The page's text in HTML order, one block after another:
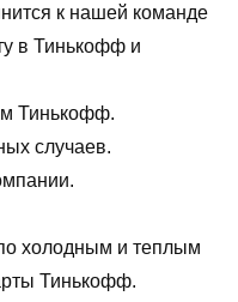
к нашей команде
в Тинькофф и
Тинькофф.
случаев.
холодным и теплым
Тинькофф.